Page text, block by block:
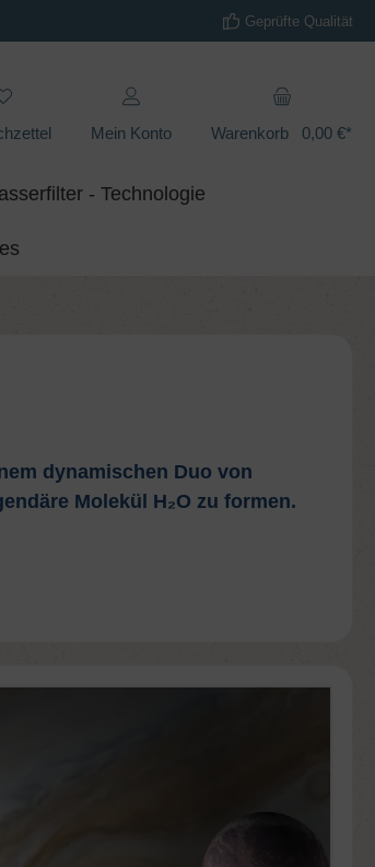
Geprüfte Qualität
Mein Konto Warenkorb 0,00 €*
- Technologie
dynamischen Duo von
Molekül H₂O zu formen.